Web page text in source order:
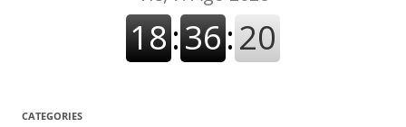
CATEGORIES